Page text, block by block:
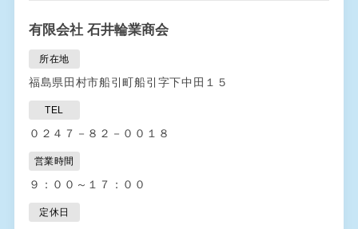
有限会社 石井輪業商会
所在地
福島県田村市船引町船引字下中田１５
TEL
０２４７－８２－００１８
営業時間
９：００～１７：００
定休日